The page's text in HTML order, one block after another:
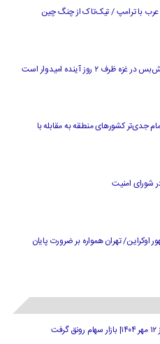
شیخ عرب با ترامپ / تیک‌تاک از چنگ چین
۲ روز آینده امیدوار است
جدی‌تر کشورهای منطقه به مقابله با
شورای امنیت
اوکراین/ تهران همواره بر ضرورت پایان